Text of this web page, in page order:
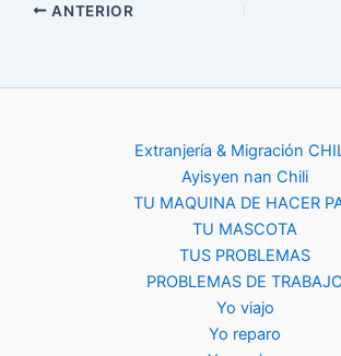
ANTERIOR
Extranjería & Migración
Ayisyen nan Chili
TU MAQUINA DE HACER
TU MASCOTA
TUS PROBLEMAS
PROBLEMAS DE
Yo viajo
Yo reparo